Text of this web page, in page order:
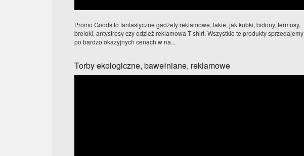
Promo Goods to fantastyczne gadżety reklamowe, takie, jak kubki, bidony, termosy,
breloki, antystresy czy odzież reklamowa T-shirt. Wszystkie te produkty sprzedajemy
po bardzo okazyjnych cenach w na...
Torby ekologiczne, bawełniane, reklamowe